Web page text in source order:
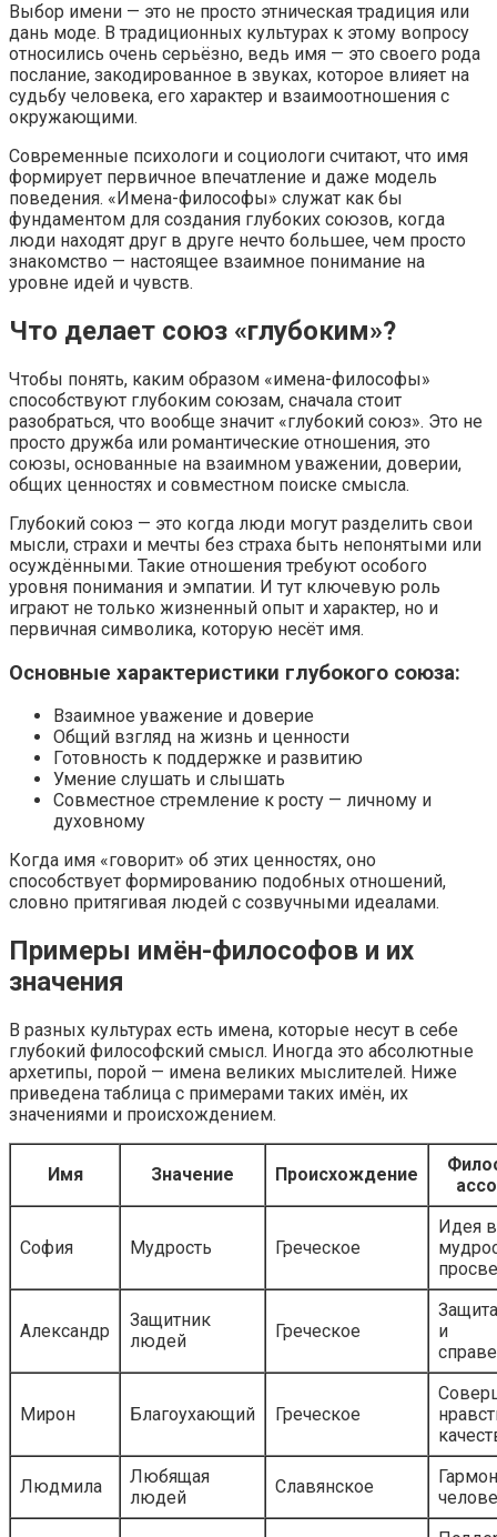
Выбор имени — это не просто этническая традиция или
дань моде. В традиционных культурах к этому вопросу
относились очень серьёзно, ведь имя — это своего рода
послание, закодированное в звуках, которое влияет на
судьбу человека, его характер и взаимоотношения с
окружающими.
Современные психологи и социологи считают, что имя
формирует первичное впечатление и даже модель
поведения. «Имена-философы» служат как бы
фундаментом для создания глубоких союзов, когда
люди находят друг в друге нечто большее, чем просто
знакомство — настоящее взаимное понимание на
уровне идей и чувств.
Что делает союз «глубоким»?
Чтобы понять, каким образом «имена-философы»
способствуют глубоким союзам, сначала стоит
разобраться, что вообще значит «глубокий союз». Это не
просто дружба или романтические отношения, это
союзы, основанные на взаимном уважении, доверии,
общих ценностях и совместном поиске смысла.
Глубокий союз — это когда люди могут разделить свои
мысли, страхи и мечты без страха быть непонятыми или
осуждёнными. Такие отношения требуют особого
уровня понимания и эмпатии. И тут ключевую роль
играют не только жизненный опыт и характер, но и
первичная символика, которую несёт имя.
Основные характеристики глубокого союза:
Взаимное уважение и доверие
Общий взгляд на жизнь и ценности
Готовность к поддержке и развитию
Умение слушать и слышать
Совместное стремление к росту — личному и
духовному
Когда имя «говорит» об этих ценностях, оно
способствует формированию подобных отношений,
словно притягивая людей с созвучными идеалами.
Примеры имён-философов и их
значения
В разных культурах есть имена, которые несут в себе
глубокий философский смысл. Иногда это абсолютные
архетипы, порой — имена великих мыслителей. Ниже
приведена таблица с примерами таких имён, их
значениями и происхождением.
Имя Значение Происхождение
София Мудрость Греческое
Идея
Александр
Защитник
людей
Греческое
и
Мирон Благоухающий Греческое
Людмила
Любящая
людей
Славянское